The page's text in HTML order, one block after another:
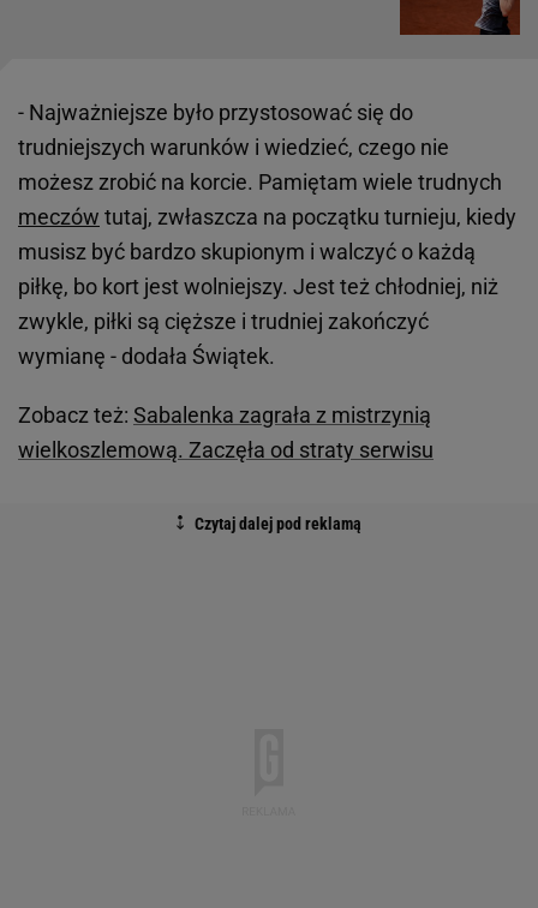
- Najważniejsze było przystosować się do
trudniejszych warunków i wiedzieć, czego nie
możesz zrobić na korcie. Pamiętam wiele trudnych
meczów tutaj, zwłaszcza na początku turnieju, kiedy
musisz być bardzo skupionym i walczyć o każdą
piłkę, bo kort jest wolniejszy. Jest też chłodniej, niż
zwykle, piłki są cięższe i trudniej zakończyć
wymianę - dodała Świątek.
Zobacz też: Sabalenka zagrała z mistrzynią
wielkoszlemową. Zaczęła od straty serwisu